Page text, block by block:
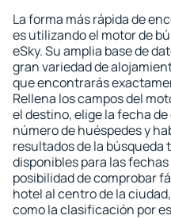
La forma más rápida de
es utilizando el motor de
eSky. Su amplia base de
gran variedad de
que encontrarás
Rellena los campos del
el destino, elige la fecha
número de huéspedes y
resultados de la
disponibles para las
posibilidad de comprobar
hotel al centro de la
como la clasificación por